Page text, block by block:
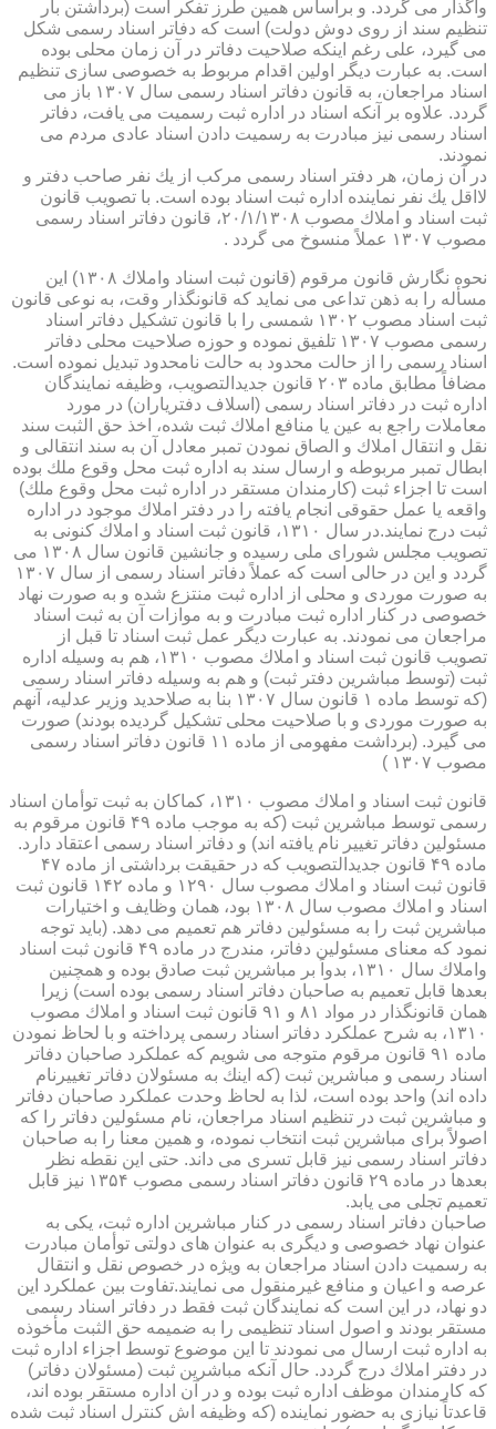
واگذار می گردد. و براساس همین طرز تفكر است (برداشتن بار
تنظیم سند از روی دوش دولت) است كه دفاتر اسناد رسمی شكل
می گیرد، علی رغم اینكه صلاحیت دفاتر در آن زمان محلی بوده
است. به عبارت دیگر اولین اقدام مربوط به خصوصی سازی تنظیم
اسناد مراجعان، به قانون دفاتر اسناد رسمی سال ۱۳۰۷ باز می
گردد. علاوه بر آنكه اسناد در اداره ثبت رسمیت می یافت، دفاتر
اسناد رسمی نیز مبادرت به رسمیت دادن اسناد عادی مردم می
نمودند.
در آن زمان، هر دفتر اسناد رسمی مركب از یك نفر صاحب دفتر و
لااقل یك نفر نماینده اداره ثبت اسناد بوده است. با تصویب قانون
ثبت اسناد و املاك مصوب ۲۰/۱/۱۳۰۸، قانون دفاتر اسناد رسمی
مصوب ۱۳۰۷ عملاً منسوخ می گردد .
نحوه نگارش قانون مرقوم (قانون ثبت اسناد واملاك ۱۳۰۸) این
مسأله را به ذهن تداعی می نماید كه قانونگذار وقت، به نوعی قانون
ثبت اسناد مصوب ۱۳۰۲ شمسی را با قانون تشكیل دفاتر اسناد
رسمی مصوب ۱۳۰۷ تلفیق نموده و حوزه صلاحیت محلی دفاتر
اسناد رسمی را از حالت محدود به حالت نامحدود تبدیل نموده است.
مضافاً مطابق ماده ۲۰۳ قانون جدیدالتصویب، وظیفه نمایندگان
اداره ثبت در دفاتر اسناد رسمی (اسلاف دفتریاران) در مورد
معاملات راجع به عین یا منافع املاك ثبت شده، اخذ حق الثبت سند
نقل و انتقال املاك و الصاق نمودن تمبر معادل آن به سند انتقالی و
ابطال تمبر مربوطه و ارسال سند به اداره ثبت محل وقوع ملك بوده
است تا اجزاء ثبت (كارمندان مستقر در اداره ثبت محل وقوع ملك)
واقعه یا عمل حقوقی انجام یافته را در دفتر املاك موجود در اداره
ثبت درج نمایند.در سال ۱۳۱۰، قانون ثبت اسناد و املاك كنونی به
تصویب مجلس شورای ملی رسیده و جانشین قانون سال ۱۳۰۸ می
گردد و این در حالی است كه عملاً دفاتر اسناد رسمی از سال ۱۳۰۷
به صورت موردی و محلی از اداره ثبت منتزع شده و به صورت نهاد
خصوصی در كنار اداره ثبت مبادرت و به موازات آن به ثبت اسناد
مراجعان می نمودند. به عبارت دیگر عمل ثبت اسناد تا قبل از
تصویب قانون ثبت اسناد و املاك مصوب ۱۳۱۰، هم به وسیله اداره
ثبت (توسط مباشرین دفتر ثبت) و هم به وسیله دفاتر اسناد رسمی
(كه توسط ماده ۱ قانون سال ۱۳۰۷ بنا به صلاحدید وزیر عدلیه، آنهم
به صورت موردی و با صلاحیت محلی تشكیل گردیده بودند) صورت
می گیرد. (برداشت مفهومی از ماده ۱۱ قانون دفاتر اسناد رسمی
مصوب ۱۳۰۷ )
قانون ثبت اسناد و املاك مصوب ۱۳۱۰، كماكان به ثبت توأمان اسناد
رسمی توسط مباشرین ثبت (كه به موجب ماده ۴۹ قانون مرقوم به
مسئولین دفاتر تغییر نام یافته اند) و دفاتر اسناد رسمی اعتقاد دارد.
ماده ۴۹ قانون جدیدالتصویب كه در حقیقت برداشتی از ماده ۴۷
قانون ثبت اسناد و املاك مصوب سال ۱۲۹۰ و ماده ۱۴۲ قانون ثبت
اسناد و املاك مصوب سال ۱۳۰۸ بود، همان وظایف و اختیارات
مباشرین ثبت را به مسئولین دفاتر هم تعمیم می دهد. (باید توجه
نمود كه معنای مسئولین دفاتر، مندرج در ماده ۴۹ قانون ثبت اسناد
واملاك سال ۱۳۱۰، بدواً بر مباشرین ثبت صادق بوده و همچنین
بعدها قابل تعمیم به صاحبان دفاتر اسناد رسمی بوده است) زیرا
همان قانونگذار در مواد ۸۱ و ۹۱ قانون ثبت اسناد و املاك مصوب
۱۳۱۰، به شرح عملكرد دفاتر اسناد رسمی پرداخته و با لحاظ نمودن
ماده ۹۱ قانون مرقوم متوجه می شویم كه عملكرد صاحبان دفاتر
اسناد رسمی و مباشرین ثبت (كه اینك به مسئولان دفاتر تغییرنام
داده اند) واحد بوده است، لذا به لحاظ وحدت عملكرد صاحبان دفاتر
و مباشرین ثبت در تنظیم اسناد مراجعان، نام مسئولین دفاتر را كه
اصولاً برای مباشرین ثبت انتخاب نموده، و همین معنا را به صاحبان
دفاتر اسناد رسمی نیز قابل تسری می داند. حتی این نقطه نظر
بعدها در ماده ۲۹ قانون دفاتر اسناد رسمی مصوب ۱۳۵۴ نیز قابل
تعمیم تجلی می یابد.
صاحبان دفاتر اسناد رسمی در كنار مباشرین اداره ثبت، یكی به
عنوان نهاد خصوصی و دیگری به عنوان های دولتی توأمان مبادرت
به رسمیت دادن اسناد مراجعان به ویژه در خصوص نقل و انتقال
عرصه و اعیان و منافع غیرمنقول می نمایند.تفاوت بین عملكرد این
دو نهاد، در این است كه نمایندگان ثبت فقط در دفاتر اسناد رسمی
مستقر بودند و اصول اسناد تنظیمی را به ضمیمه حق الثبت مأخوذه
به اداره ثبت ارسال می نمودند تا این موضوع توسط اجزاء اداره ثبت
در دفتر املاك درج گردد. حال آنكه مباشرین ثبت (مسئولان دفاتر)
كه كارمندان موظف اداره ثبت بوده و در آن اداره مستقر بوده اند،
قاعدتاً نیازی به حضور نماینده (كه وظیفه اش كنترل اسناد ثبت شده